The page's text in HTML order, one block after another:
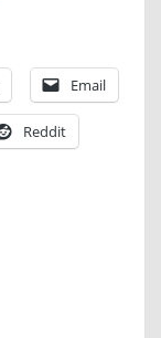
Email
Reddit